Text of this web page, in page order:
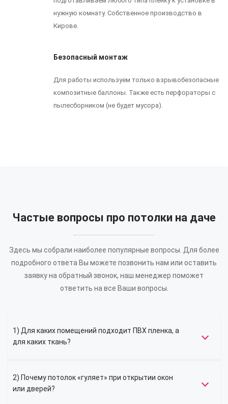
нужную комнату. Собственное производство в
Кирове.
Безопасный монтаж
Для работы используем только взрывобезопасные
композитные баллоны. Также есть перфораторы с
пылесборником (не будет мусора).
Частые вопросы про потолки на даче
Здесь мы собрали наиболее популярные вопросы. Для более
подробного ответа Вы можете позвонить нам или оставить
заявку на обратный звонок, наш менеджер поможет
ответить на все Ваши вопросы.
1) Для каких помещений подходит ПВХ пленка, а
для каких ткань?
2) Почему потолок «гуляет» при открытии окон
или дверей?